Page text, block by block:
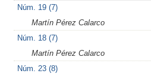
Núm. 19 (7)
Martín Pérez Calarco
Núm. 18 (7)
Martín Pérez Calarco
Núm. 23 (8)